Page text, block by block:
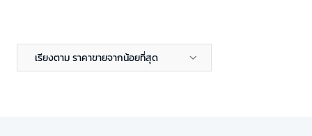
เรียงตาม ราคาขายจากน้อยที่สุด